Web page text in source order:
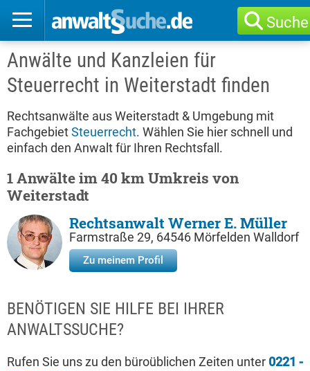
Suche
Anwälte und Kanzleien für
Steuerrecht in Weiterstadt finden
Rechtsanwälte aus Weiterstadt & Umgebung mit
FachgebietSteuerrecht. Wählen Sie hier schnell und
einfach den Anwalt für Ihren Rechtsfall.
1 Anwälte im 40 km Umkreis von
Weiterstadt
Rechtsanwalt Werner E. Müller
Farmstraße 29, 64546 Mörfelden Walldorf
Zu meinem Profil
BENÖTIGEN SIE HILFE BEI IHRER
ANWALTSSUCHE?
Rufen Sie uns zu den büroüblichen Zeiten unter 0221 -